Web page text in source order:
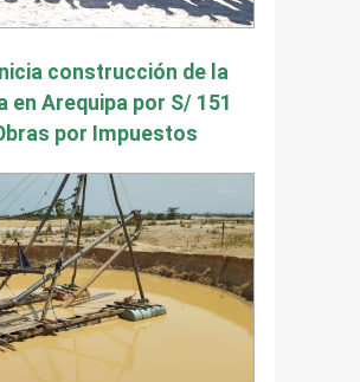
construcción de la
en Arequipa por S/ 151
por Impuestos